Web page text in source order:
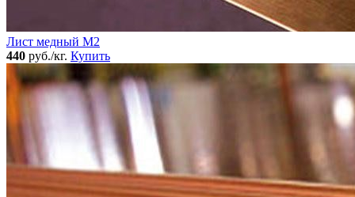
Лист медный М2
440 руб./кг. Купить